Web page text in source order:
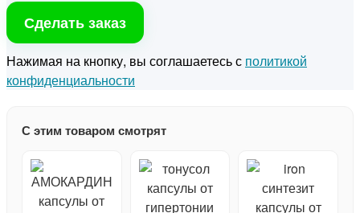
Сделать заказ
Нажимая на кнопку, вы соглашаетесь с политикой
конфиденциальности
С этим товаром смотрят